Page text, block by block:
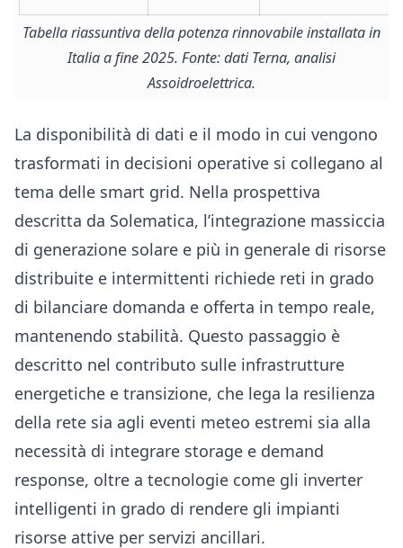
Tabella riassuntiva della potenza rinnovabile installata in
Italia a fine 2025. Fonte: dati Terna, analisi
Assoidroelettrica.
La disponibilità di dati e il modo in cui vengono
trasformati in decisioni operative si collegano al
tema delle smart grid. Nella prospettiva
descritta da Solematica, l’integrazione massiccia
di generazione solare e più in generale di risorse
distribuite e intermittenti richiede reti in grado
di bilanciare domanda e offerta in tempo reale,
mantenendo stabilità. Questo passaggio è
descritto nel contributo sulle infrastrutture
energetiche e transizione, che lega la resilienza
della rete sia agli eventi meteo estremi sia alla
necessità di integrare storage e demand
response, oltre a tecnologie come gli inverter
intelligenti in grado di rendere gli impianti
risorse attive per servizi ancillari.